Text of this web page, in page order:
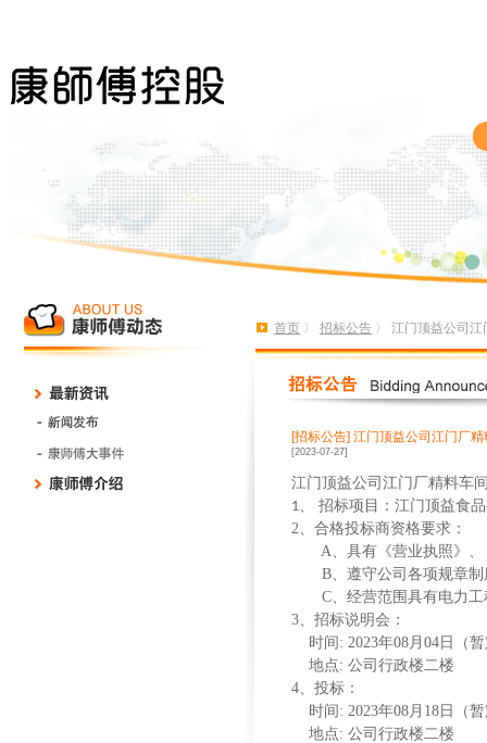
首页 〉 招标公告 〉 江门顶益公司
[招标公告] 江门顶益公司江门厂
[2023-07-27]
江门顶益公司江门厂精料车
1、
招标项目：江门顶益食
2、合格投标商资格要求：
A、具有《营业执照》
B、遵守公司各项规章
C、经营范围具有电力工
3、招标说明会：
时间 : 2023年08月 04 日（
地点: 公司行政楼二楼
4、投标：
时间 : 2023年08月 18 日（
地点: 公司行政楼二楼